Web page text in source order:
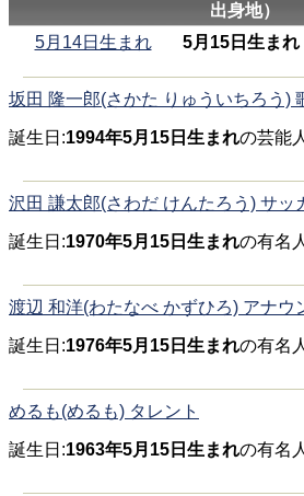
出身地）
5月14日生まれ
5月15日生まれ
坂田 隆一郎(さかた りゅういちろう)
誕生日:1994年5月15日生まれの芸能
沢田 謙太郎(さわだ けんたろう) サッ
誕生日:1970年5月15日生まれの有名
渡辺 和洋(わたなべ かずひろ) アナウ
誕生日:1976年5月15日生まれの有名
めるも(めるも) タレント
誕生日:1963年5月15日生まれの有名